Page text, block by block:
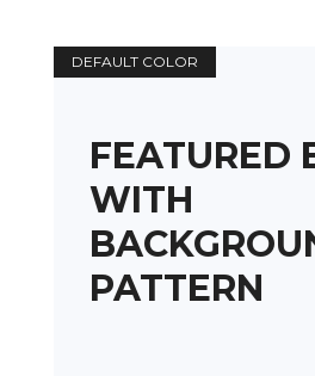
DEFAULT COLOR
FEATURED
WITH
PATTERN